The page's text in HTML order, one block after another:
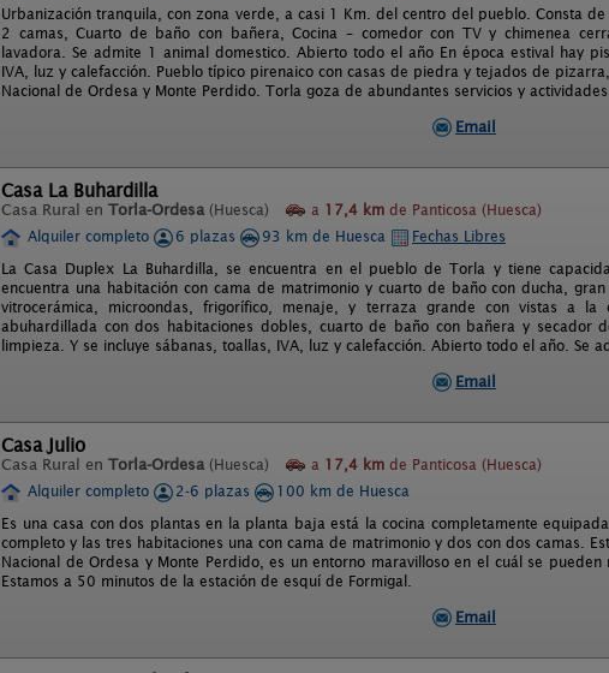
Urbanización tranquila, con zona verde, a casi 1 Km. del centro del pueblo. Consta
2 camas, Cuarto de baño con bañera, Cocina – comedor con TV y chimenea
lavadora. Se admite 1 animal domestico. Abierto todo el año En época estival hay
IVA, luz y calefacción. Pueblo típico pirenaico con casas de piedra y tejados de
Nacional de Ordesa y Monte Perdido. Torla goza de abundantes servicios y
Email
Casa La Buhardilla
Casa Rural en Torla-Ordesa (Huesca) a 17,4 km de Panticosa (Huesca)
Alquiler completo
6 plazas 93 km de Huesca
Fechas Libres
La Casa Duplex La Buhardilla, se encuentra en el pueblo de Torla y tiene
encuentra una habitación con cama de matrimonio y cuarto de baño con ducha,
vitrocerámica, microondas, frigorífico, menaje, y terraza grande con vistas a
abuhardillada con dos habitaciones dobles, cuarto de baño con bañera y secador
limpieza. Y se incluye sábanas, toallas, IVA, luz y calefacción. Abierto todo el año. Se
Email
Casa Julio
Casa Rural en Torla-Ordesa (Huesca) a 17,4 km de Panticosa (Huesca)
Alquiler completo
2-6 plazas
100 km de Huesca
Es una casa con dos plantas en la planta baja está la cocina completamente
completo y las tres habitaciones una con cama de matrimonio y dos con dos camas.
Nacional de Ordesa y Monte Perdido, es un entorno maravilloso en el cuál se
Estamos a 50 minutos de la estación de esquí de Formigal.
Email